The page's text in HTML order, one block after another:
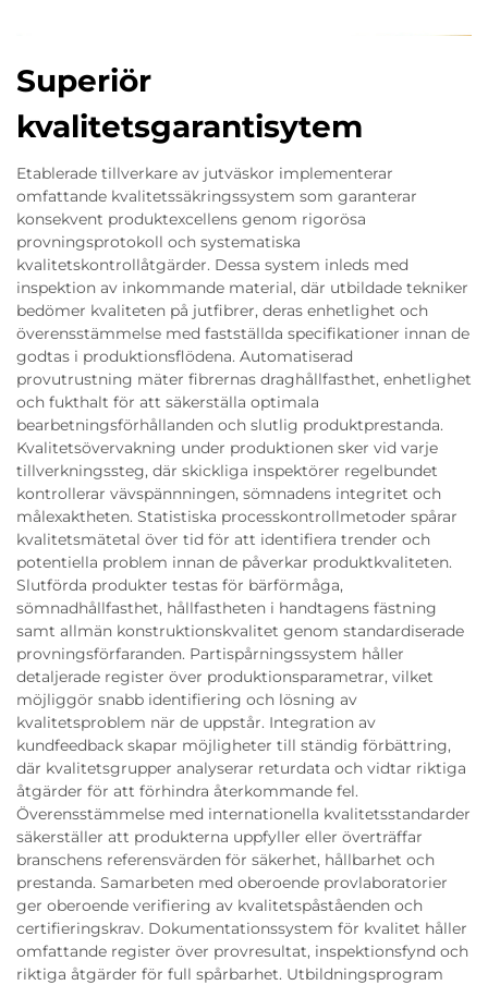
Superiör
kvalitetsgarantisytem
Etablerade tillverkare av jutväskor implementerar
omfattande kvalitetssäkringssystem som garanterar
konsekvent produktexcellens genom rigorösa
provningsprotokoll och systematiska
kvalitetskontrollåtgärder. Dessa system inleds med
inspektion av inkommande material, där utbildade tekniker
bedömer kvaliteten på jutfibrer, deras enhetlighet och
överensstämmelse med fastställda specifikationer innan de
godtas i produktionsflödena. Automatiserad
provutrustning mäter fibrernas draghållfasthet, enhetlighet
och fukthalt för att säkerställa optimala
bearbetningsförhållanden och slutlig produktprestanda.
Kvalitetsövervakning under produktionen sker vid varje
tillverkningssteg, där skickliga inspektörer regelbundet
kontrollerar vävspännningen, sömnadens integritet och
målexaktheten. Statistiska processkontrollmetoder spårar
kvalitetsmätetal över tid för att identifiera trender och
potentiella problem innan de påverkar produktkvaliteten.
Slutförda produkter testas för bärförmåga,
sömnadhållfasthet, hållfastheten i handtagens fästning
samt allmän konstruktionskvalitet genom standardiserade
provningsförfaranden. Partispårningssystem håller
detaljerade register över produktionsparametrar, vilket
möjliggör snabb identifiering och lösning av
kvalitetsproblem när de uppstår. Integration av
kundfeedback skapar möjligheter till ständig förbättring,
där kvalitetsgrupper analyserar returdata och vidtar riktiga
åtgärder för att förhindra återkommande fel.
Överensstämmelse med internationella kvalitetsstandarder
säkerställer att produkterna uppfyller eller överträffar
branschens referensvärden för säkerhet, hållbarhet och
prestanda. Samarbeten med oberoende provlaboratorier
ger oberoende verifiering av kvalitetspåståenden och
certifieringskrav. Dokumentationssystem för kvalitet håller
omfattande register över provresultat, inspektionsfynd och
riktiga åtgärder för full spårbarhet. Utbildningsprogram